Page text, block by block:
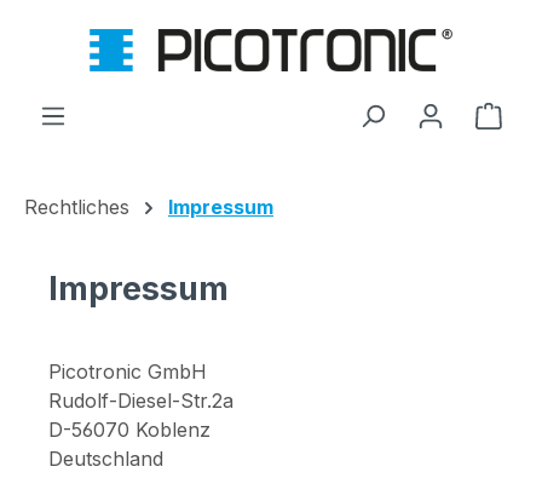
Zum Hauptinhalt springen
Rechtliches Impressum
Impressum
Picotronic GmbH
Rudolf-Diesel-Str.2a
D-56070 Koblenz
Deutschland